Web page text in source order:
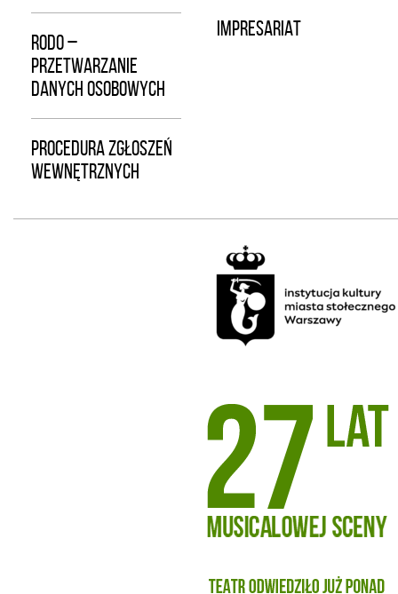
RODO –
PRZETWARZANIE
DANYCH OSOBOWYCH
PROCEDURA ZGŁOSZEŃ
WEWNĘTRZNYCH
IMPRESARIAT